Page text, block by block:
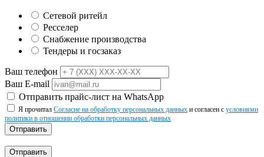
Сетевой ритейл
Ресселер
Снабжение производства
Тендеры и госзаказ
Ваш телефон
Ваш E-mail
Отправить прайс-лист на WhatsApp
Я прочитал Согласие на обработку персональных данных и согласен с условиями
политики в отношении обработки персональных данных
Отправить
Отправить